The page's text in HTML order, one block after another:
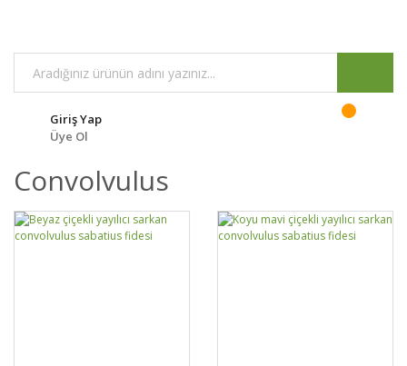
Giriş Yap
Üye Ol
Convolvulus